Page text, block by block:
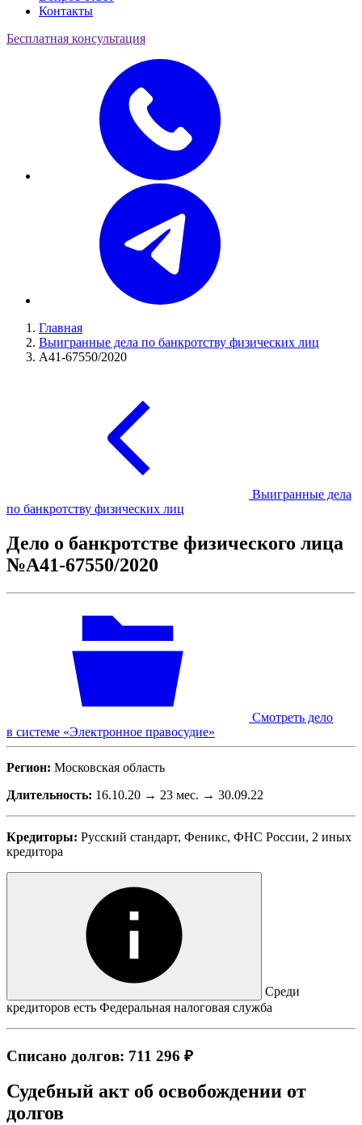
Контакты
Бесплатная консультация
Главная
Выигранные дела по банкротству физических лиц
А41-67550/2020
Выигранные дела
по банкротству физических лиц
Дело о банкротстве физического лица
№А41-67550/2020
Смотреть дело
в системе «Электронное правосудие»
Регион: Московская область
Длительность: 16.10.20 → 23 мес. → 30.09.22
Кредиторы: Русский стандарт, Феникс, ФНС России, 2 иных
кредитора
Среди
кредиторов есть Федеральная налоговая служба
Списано долгов: 711 296 ₽
Судебный акт об освобождении от
долгов